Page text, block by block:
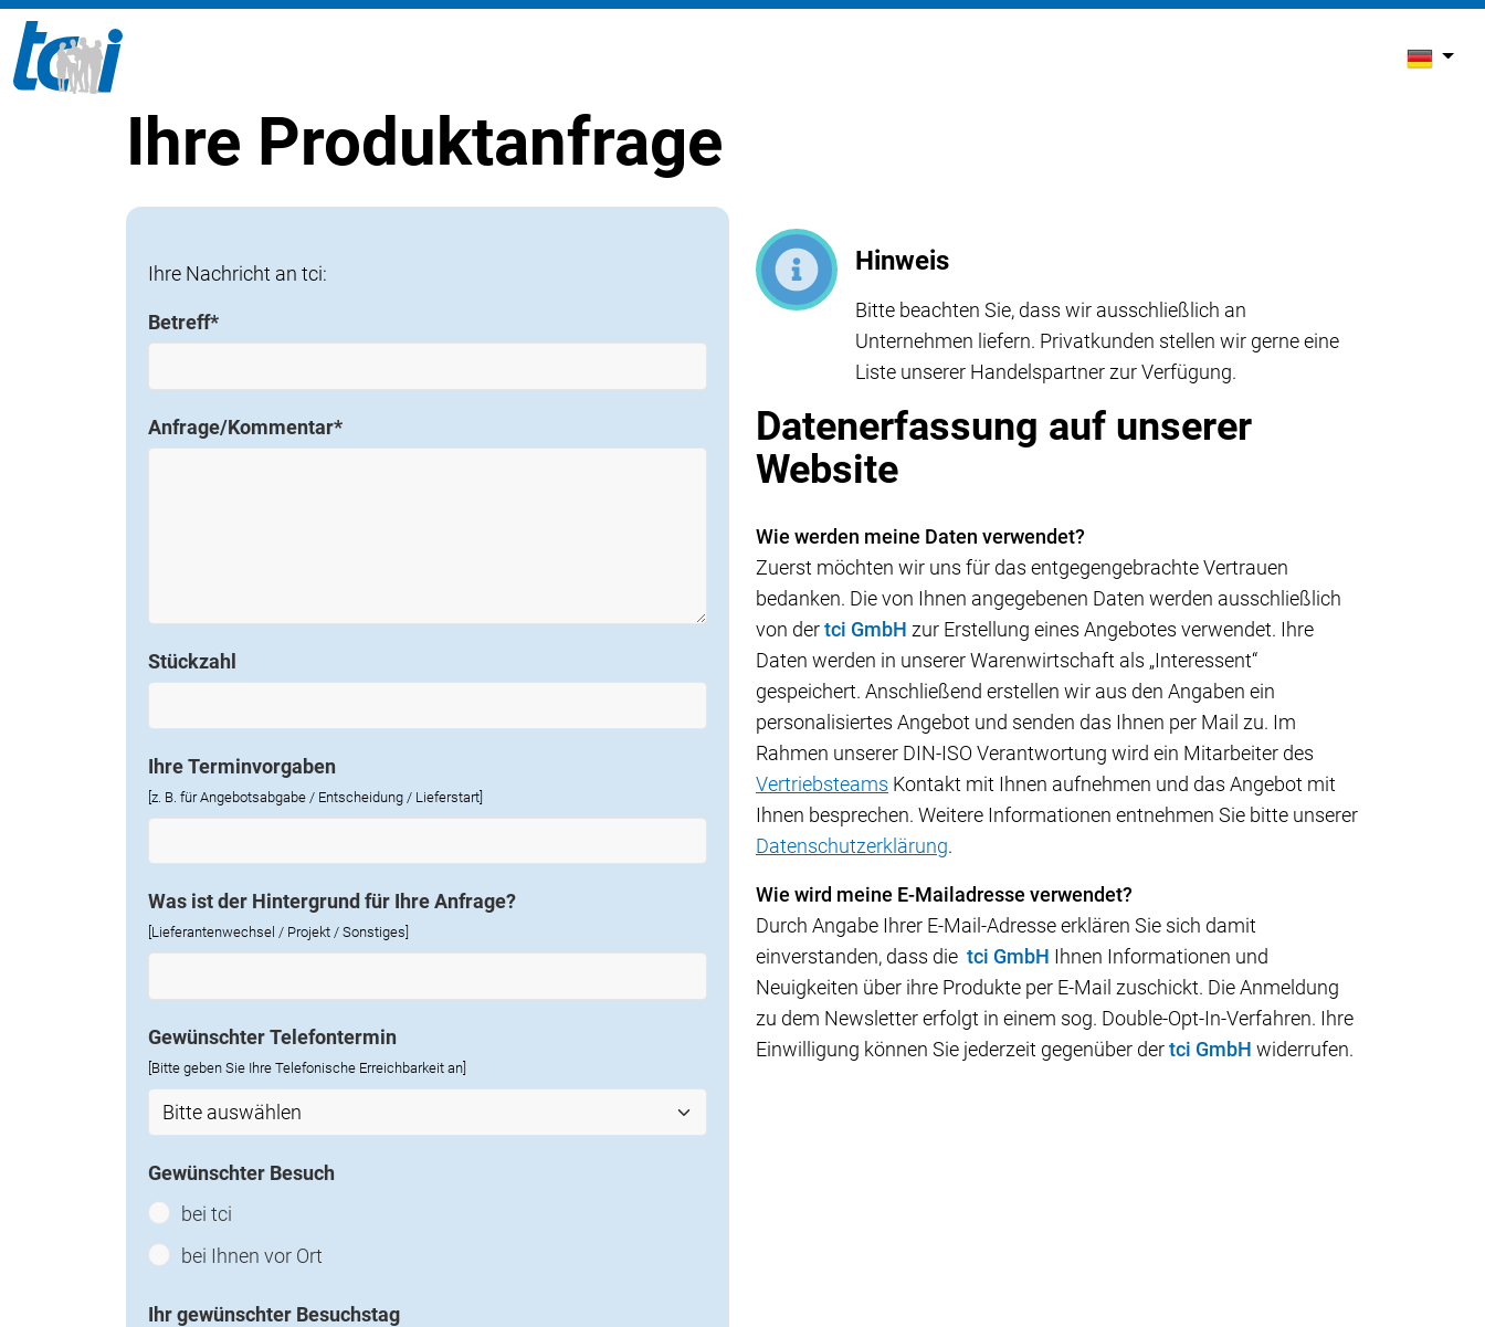
Ihre Produktanfrage
Ihre Nachricht an tci:
Betreff*
Anfrage/Kommentar*
Stückzahl
Ihre Terminvorgaben
[z. B. für Angebotsabgabe / Entscheidung / Lieferstart]
Was ist der Hintergrund für Ihre Anfrage?
[Lieferantenwechsel / Projekt / Sonstiges]
Gewünschter Telefontermin
[Bitte geben Sie Ihre Telefonische Erreichbarkeit an]
Gewünschter Besuch
bei tci
bei Ihnen vor Ort
Ihr gewünschter Besuchstag
Hinweis
Bitte beachten Sie, dass wir ausschließlich an
Unternehmen liefern. Privatkunden stellen wir gerne eine
Liste unserer Handelspartner zur Verfügung.
Datenerfassung auf unserer
Website
Wie werden meine Daten verwendet?
Zuerst möchten wir uns für das entgegengebrachte Vertrauen
bedanken. Die von Ihnen angegebenen Daten werden ausschließlich
von dertci GmbH zur Erstellung eines Angebotes verwendet. Ihre
Daten werden in unserer Warenwirtschaft als „Interessent“
gespeichert. Anschließend erstellen wir aus den Angaben ein
personalisiertes Angebot und senden das Ihnen per Mail zu. Im
Rahmen unserer DIN-ISO Verantwortung wird ein Mitarbeiter des
Vertriebsteams Kontakt mit Ihnen aufnehmen und das Angebot mit
Ihnen besprechen. Weitere Informationen entnehmen Sie bitte unserer
Datenschutzerklärung.
Wie wird meine E-Mailadresse verwendet?
Durch Angabe Ihrer E-Mail-Adresse erklären Sie sich damit
einverstanden, dass die tci GmbH Ihnen Informationen und
Neuigkeiten über ihre Produkte per E-Mail zuschickt. Die Anmeldung
zu dem Newsletter erfolgt in einem sog. Double-Opt-In-Verfahren. Ihre
Einwilligung können Sie jederzeit gegenüber dertci GmbH widerrufen.